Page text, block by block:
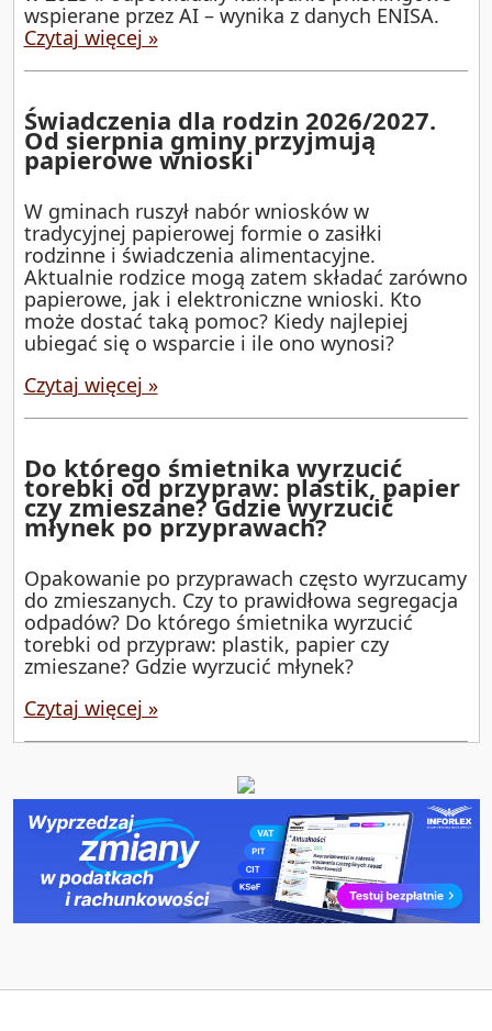
wspierane przez AI – wynika z danych ENISA.
Czytaj więcej »
Świadczenia dla rodzin 2026/2027.
Od sierpnia gminy przyjmują
papierowe wnioski
W gminach ruszył nabór wniosków w
tradycyjnej papierowej formie o zasiłki
rodzinne i świadczenia alimentacyjne.
Aktualnie rodzice mogą zatem składać zarówno
papierowe, jak i elektroniczne wnioski. Kto
może dostać taką pomoc? Kiedy najlepiej
ubiegać się o wsparcie i ile ono wynosi?
Czytaj więcej »
Do którego śmietnika wyrzucić
torebki od przypraw: plastik, papier
czy zmieszane? Gdzie wyrzucić
młynek po przyprawach?
Opakowanie po przyprawach często wyrzucamy
do zmieszanych. Czy to prawidłowa segregacja
odpadów? Do którego śmietnika wyrzucić
torebki od przypraw: plastik, papier czy
zmieszane? Gdzie wyrzucić młynek?
Czytaj więcej »